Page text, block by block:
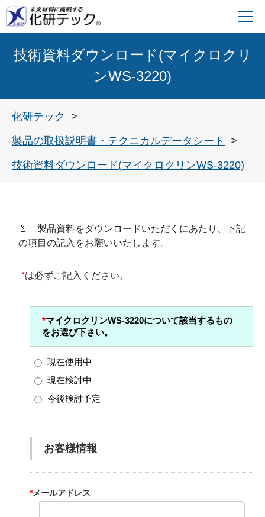
技術資料ダウンロード(マイクロクリ
ンWS-3220)
化研テック
製品の取扱説明書・テクニカルデータシート
技術資料ダウンロード(マイクロクリンWS-3220)
📄 製品資料をダウンロードいただくにあたり、下記
の項目の記入をお願いいたします。
*は必ずご記入ください。
*マイクロクリンWS-3220について該当するもの
をお選び下さい。
現在使用中
現在検討中
今後検討予定
お客様情報
*メールアドレス